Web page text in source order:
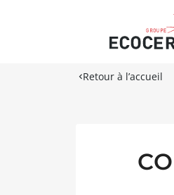
Retour à l’accueil